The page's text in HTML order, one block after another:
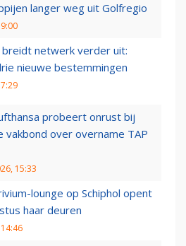
langer weg uit Golfregio
breidt netwerk verder uit:
nieuwe bestemmingen
probeert onrust bij
vakbond over overname TAP
15:33
lounge op Schiphol opent
haar deuren